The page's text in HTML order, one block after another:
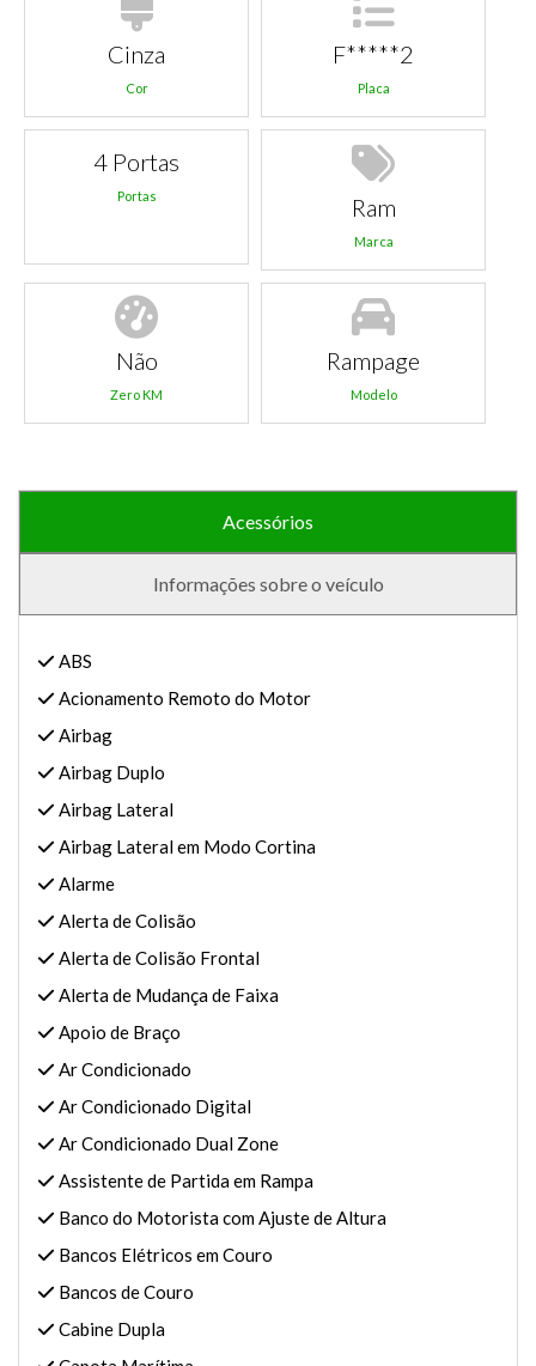
Cinza
Cor
F*****2
Placa
4 Portas
Portas Ram
Marca
Não
Zero KM
Rampage
Modelo
Acessórios
Informações sobre o veículo
ABS
Acionamento Remoto do Motor
Airbag
Airbag Duplo
Airbag Lateral
Airbag Lateral em Modo Cortina
Alarme
Alerta de Colisão
Alerta de Colisão Frontal
Alerta de Mudança de Faixa
Apoio de Braço
Ar Condicionado
Ar Condicionado Digital
Ar Condicionado Dual Zone
Assistente de Partida em Rampa
Banco do Motorista com Ajuste de Altura
Bancos Elétricos em Couro
Bancos de Couro
Cabine Dupla